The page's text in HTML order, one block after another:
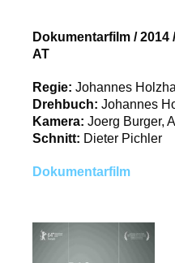
Dokumentarfilm /2014
AT
Regie: Johannes
Drehbuch: Johannes
Kamera: Joerg Burger,
Schnitt: Dieter Pichler
Dokumentarfilm